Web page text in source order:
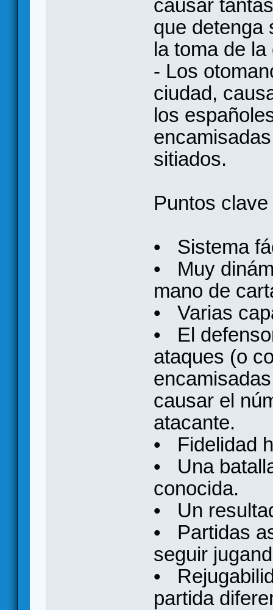
causar
que detenga
la toma de la
- Los
ciudad,
los
sitiados.
Puntos
• Sistema
• Muy
mano de
• Varias
• El
ataques (o
causar el
atacante.
• Fidelidad
• Una
conocida.
• Un
• Partidas
seguir
•
partida